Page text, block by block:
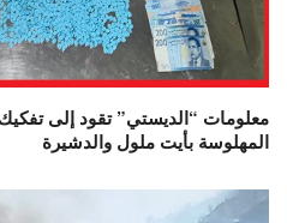
معلومات “الديستي” تقود إلى
المهلوسة بأيت ملول والدشيرة